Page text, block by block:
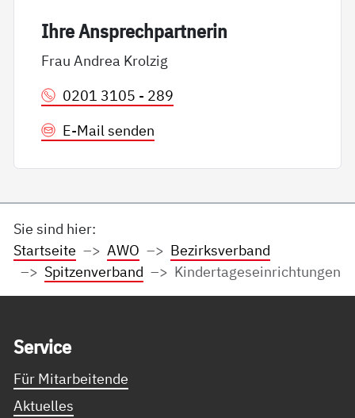
Ih­re An­sp­rech­part­ne­rin
Frau Andrea Krolzig
0201 3105 - 289
E-Mail senden
Sie sind hier:
Startseite
AWO
Bezirksverband
Spitzenverband
Kindertageseinrichtungen
Ser­vice
Für Mitarbeitende
Aktuelles